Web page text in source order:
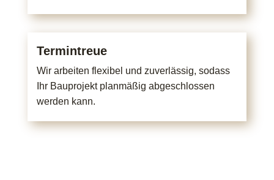
Termintreue
Wir arbeiten flexibel und zuverlässig, sodass
Ihr Bauprojekt planmäßig abgeschlossen
werden kann.